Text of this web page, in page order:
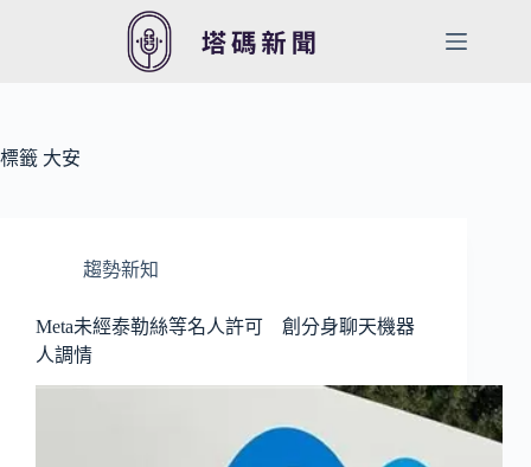
容
標籤 大安
趨勢新知
Meta未經泰勒絲等名人許可 創分身聊天機器
人調情